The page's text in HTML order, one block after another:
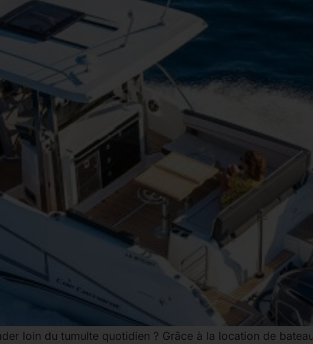
loin du tumulte quotidien ? Grâce à la location de